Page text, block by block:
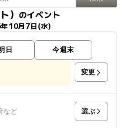
） のイベント
10月7日(水)
日 今週末
変更
など 選ぶ